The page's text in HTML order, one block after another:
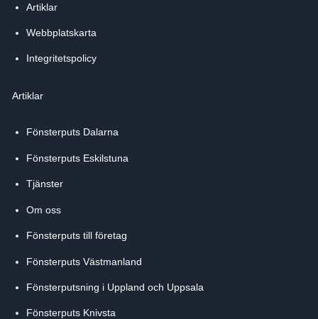
Artiklar
Webbplatskarta
Integritetspolicy
Artiklar
Fönsterputs Dalarna
Fönsterputs Eskilstuna
Tjänster
Om oss
Fönsterputs till företag
Fönsterputs Västmanland
Fönsterputsning i Uppland och Uppsala
Fönsterputs Knivsta